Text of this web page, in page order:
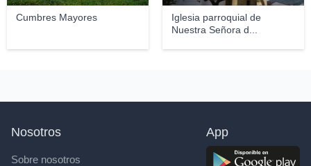
Cumbres Mayores
Iglesia parroquial de
Nuestra Señora d...
Nosotros
Sobre nosotros
App